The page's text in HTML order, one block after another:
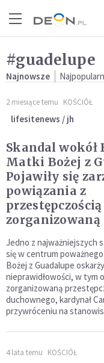
#guadelupe
Najnowsze
2 miesiące temu KOŚCIÓŁ
lifesitenews / jh
Skandal wokół
Matki Bożej z
Pojawiły się
powiązania z
przestępczością
zorganizowaną
Jedno z najważniejszych
się w centrum
Bożej z Guadalupe
nieprawidłowości, w tym
zorganizowaną
duchownego, kardynał
przywróceniu na
4 lata temu KOŚCIÓŁ